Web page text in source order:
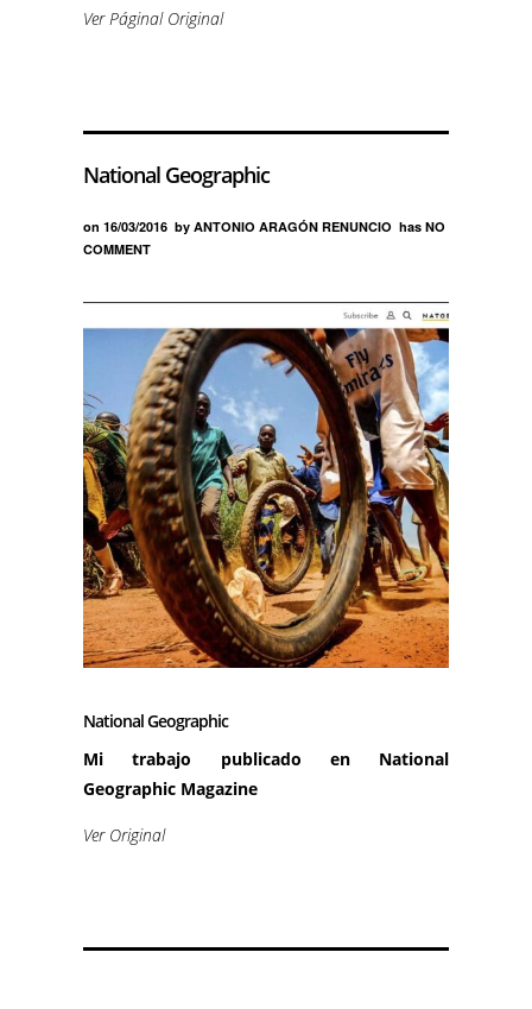
Ver Páginal Original
National Geographic
on 16/03/2016 by ANTONIO ARAGÓN RENUNCIO has NO
COMMENT
National Geographic
Mi trabajo publicado en National
Geographic Magazine
Ver Original